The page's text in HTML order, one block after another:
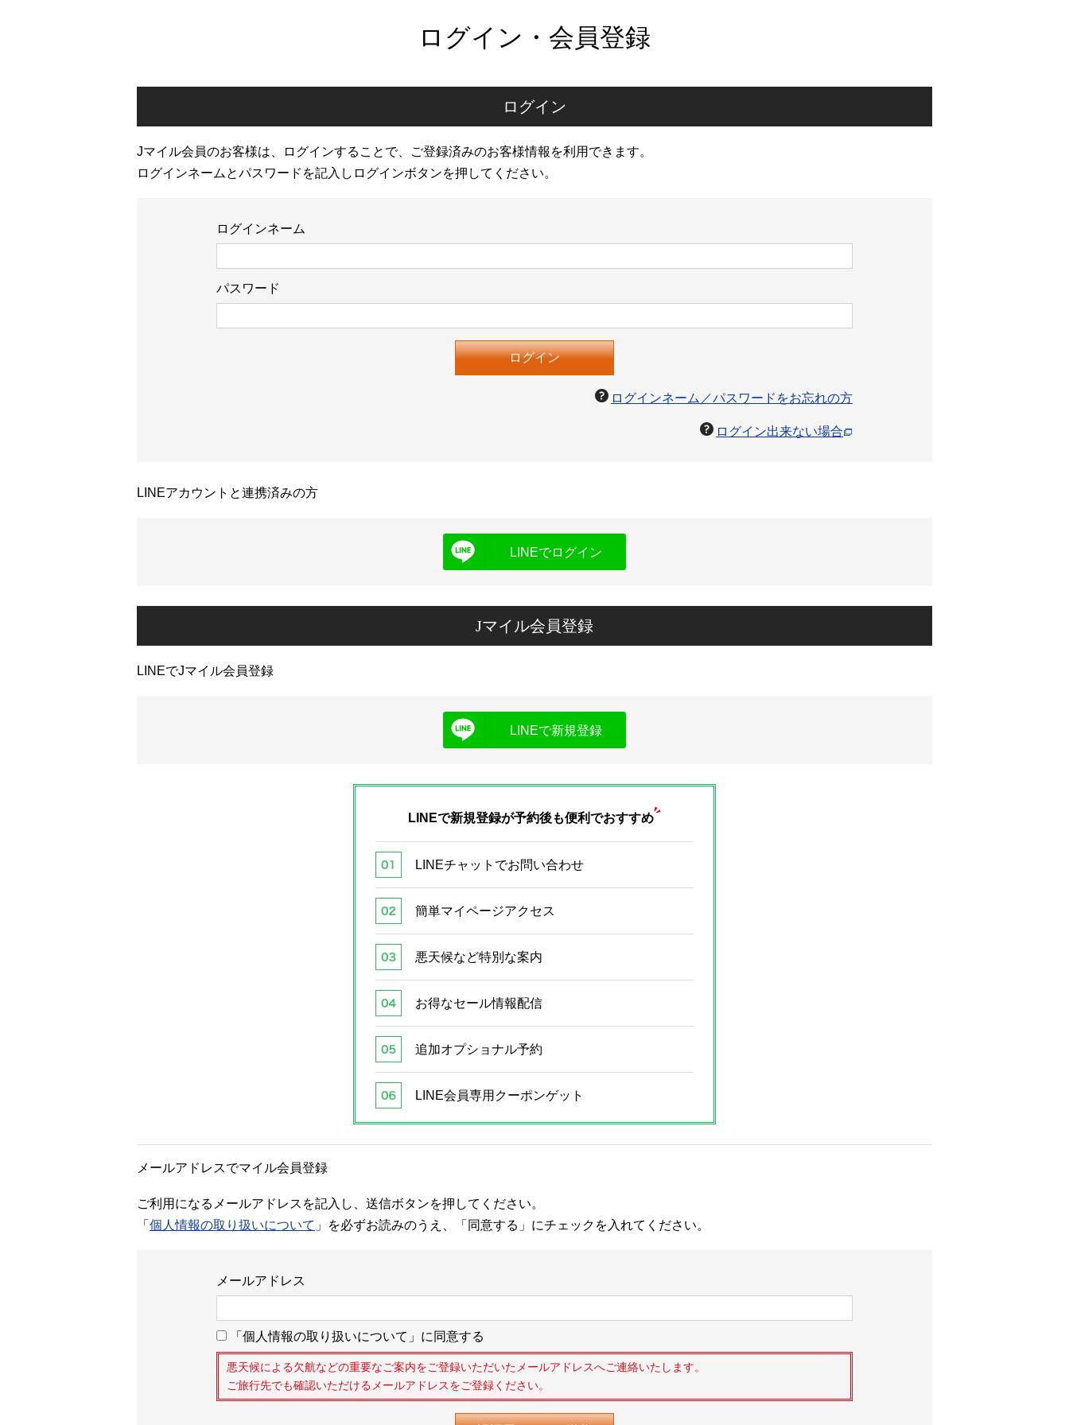
ログイン・会員登録
ログイン
Jマイル会員のお客様は、ログインすることで、ご登録済みのお客様情報を利用できます。
ログインネームとパスワードを記入しログインボタンを押してください。
ログインネーム
パスワード
ログインネーム／パスワードをお忘れの方
ログイン出来ない場合
LINEアカウントと連携済みの方
LINEでログイン
Jマイル会員登録
LINEでJマイル会員登録
LINEで新規登録
LINEで新規登録が予約後も便利でおすすめ
LINEチャットでお問い合わせ
簡単マイページアクセス
悪天候など特別な案内
お得なセール情報配信
追加オプショナル予約
LINE会員専用クーポンゲット
メールアドレスでマイル会員登録
ご利用になるメールアドレスを記入し、送信ボタンを押してください。
「 個人情報の取り扱いについて 」を必ずお読みのうえ、「同意する」にチェックを入れてください。
メールアドレス
「個人情報の取り扱いについて」に同意する
悪天候による欠航などの重要なご案内をご登録いただいたメールアドレスへご連絡いたします。
ご旅行先でも確認いただけるメールアドレスをご登録ください。